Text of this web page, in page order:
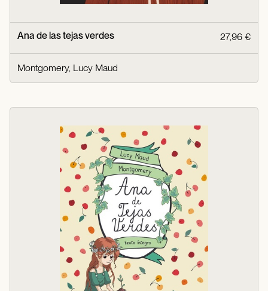
Ana de las tejas verdes 27,96 €
Montgomery, Lucy Maud